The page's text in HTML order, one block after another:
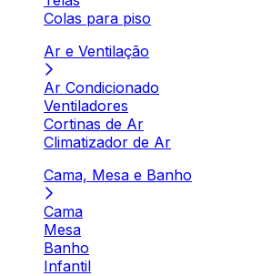
Colas para piso
Ar e Ventilação
Ar Condicionado
Ventiladores
Cortinas de Ar
Climatizador de Ar
Cama, Mesa e Banho
Cama
Mesa
Banho
Infantil